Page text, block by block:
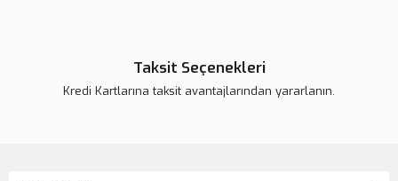
Taksit Seçenekleri
Kredi Kartlarına taksit avantajlarından yararlanın.